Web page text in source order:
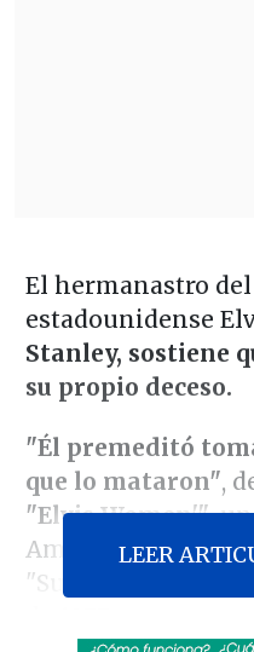
El hermanastro
estadounidense
Stanley, sostiene
su propio deceso.
"Él premeditó
que lo mataron",
"Elvis Women'",
Amazon Prime
"Suspicious
LEER